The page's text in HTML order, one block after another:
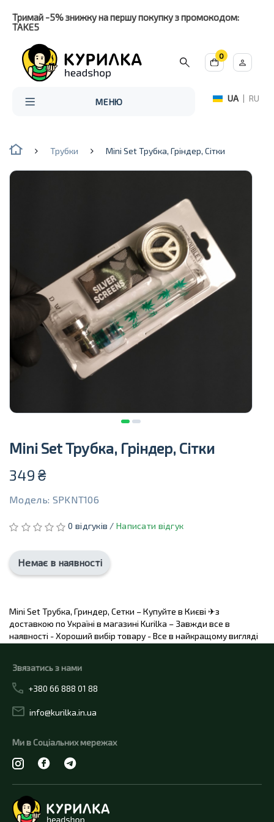
Тримай -5% знижку на першу покупку з промокодом:
TAKE5
0
МЕНЮ UA | RU
Трубки Mini Set Трубка, Гріндер, Сітки
Mini Set Трубка, Гріндер, Сітки
349 ₴
Модель: SPKNT106
0 відгуків /Написати відгук
Немає в наявності
Mini Set Трубка, Гриндер, Сетки – Купуйте в Києві ✈з
доставкою по Україні в магазині Kurilka – Завжди все в
наявності - Хороший вибір товару - Все в найкращому вигляді
Звязатись з нами
+380 66 888 01 88
info@kurilka.in.ua
Ми в Соціальних мережах